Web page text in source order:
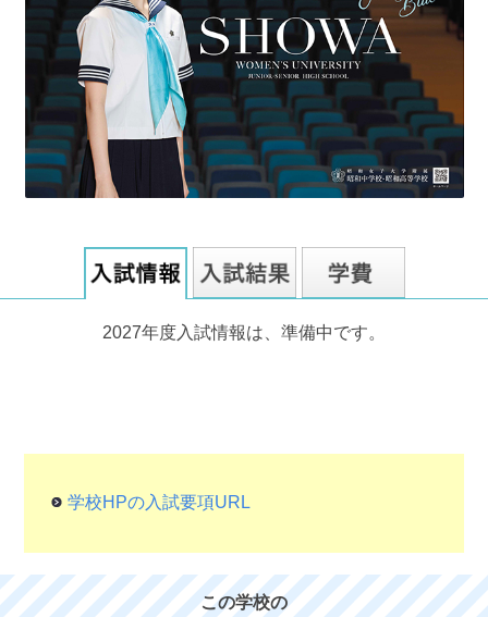
ブックマークした学校はありません
2027年度入試情報は、準備中です。
学校HPの入試要項URL
この学校の